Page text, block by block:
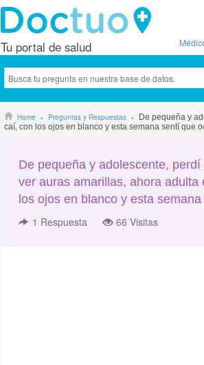
Tu portal de salud
Home Preguntas y Respuestas
De pequeña y
caí, con los ojos en blanco y esta semana sentí que
De pequeña y adolescente,
ver auras amarillas, ahora
los ojos en blanco y esta
1 Respuesta 66 Visitas